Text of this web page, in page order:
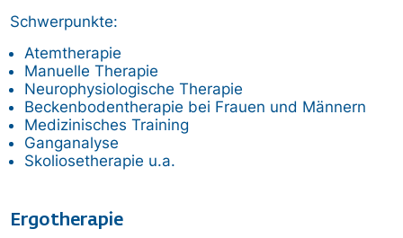
Schwerpunkte:
Atemtherapie
Manuelle Therapie
Neurophysiologische Therapie
Beckenbodentherapie bei Frauen und Männern
Medizinisches Training
Ganganalyse
Skoliosetherapie u.a.
Ergotherapie